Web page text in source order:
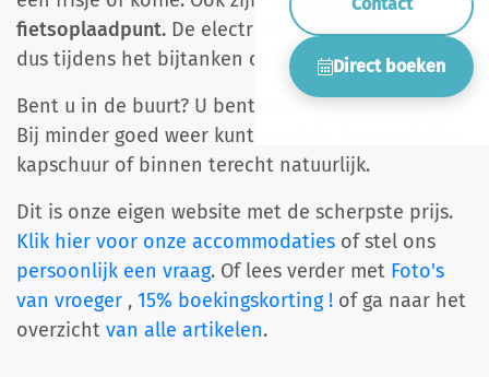
Direct boeken
fietsoplaadpunt. De electrische fiets kan bij ons
dus tijdens het bijtanken ook opgeladen worden.
Bent u in de buurt? U bent van harte welkom.
Bij minder goed weer kunt u ook in de overdekte
kapschuur of binnen terecht natuurlijk.
Dit is onze eigen website met de scherpste prijs.
Klik hier voor onze accommodaties of stel ons
persoonlijk een vraag. Of lees verder met Foto's
van vroeger , 15% boekingskorting ! of ga naar het
overzicht van alle artikelen.